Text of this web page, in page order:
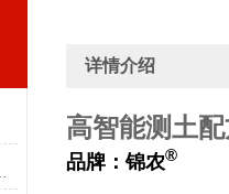
详情介绍
高智能测土
品牌：锦农®